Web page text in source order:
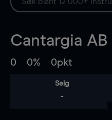
Cantargia AB
0 0% 0pkt
Selg
-